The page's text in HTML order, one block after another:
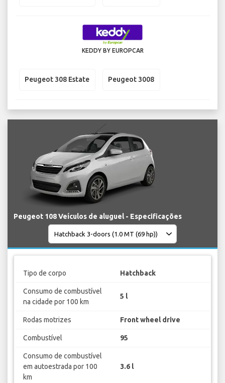
KEDDY BY EUROPCAR
Peugeot 308 Estate Peugeot 3008
Peugeot 108 Veículos de aluguel - Especificações
Tipo de corpo Hatchback
Consumo de combustível
na cidade por 100 km
5 l
Rodas motrizes Front wheel drive
Combustível 95
Consumo de combustível
em autoestrada por 100
km
3.6 l